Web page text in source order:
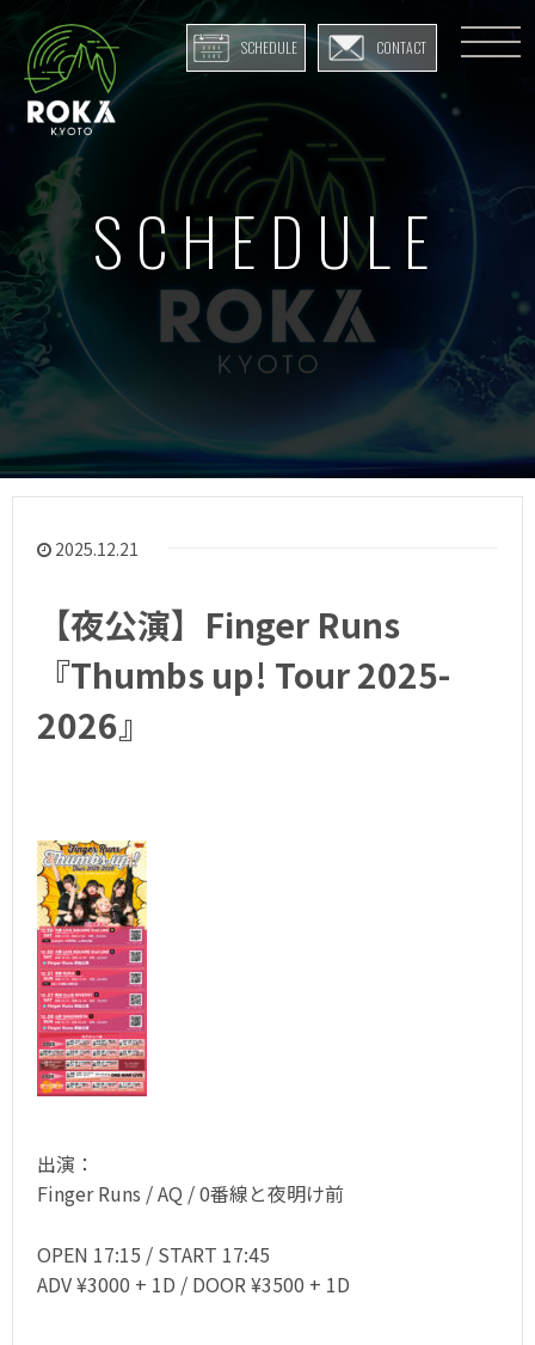
SCHEDULE CONTACT
SCHEDULE
2025.12.21
【夜公演】Finger Runs
『Thumbs up! Tour 2025-
2026』
出演：
Finger Runs / AQ / 0番線と夜明け前
OPEN 17:15 / START 17:45
ADV ¥3000 + 1D / DOOR ¥3500 + 1D